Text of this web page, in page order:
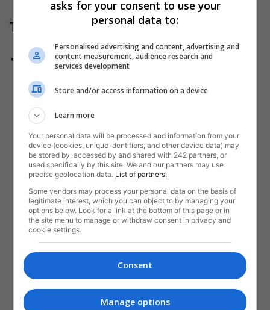
Te-ar mai putea interesa:
Români morți în Italia, despăgubire
uriașă de peste 2 milioane de euro
pentru familii
asks for your consent to use your
personal data to:
Personalised advertising and content, advertising and
content measurement, audience research and
services development
Store and/or access information on a device
Learn more
Your personal data will be processed and information from your
device (cookies, unique identifiers, and other device data) may
be stored by, accessed by and shared with 242 partners, or
used specifically by this site. We and our partners may use
precise geolocation data. List of partners.
Some vendors may process your personal data on the basis of
legitimate interest, which you can object to by managing your
options below. Look for a link at the bottom of this page or in
the site menu to manage or withdraw consent in privacy and
cookie settings.
Consent
Manage options